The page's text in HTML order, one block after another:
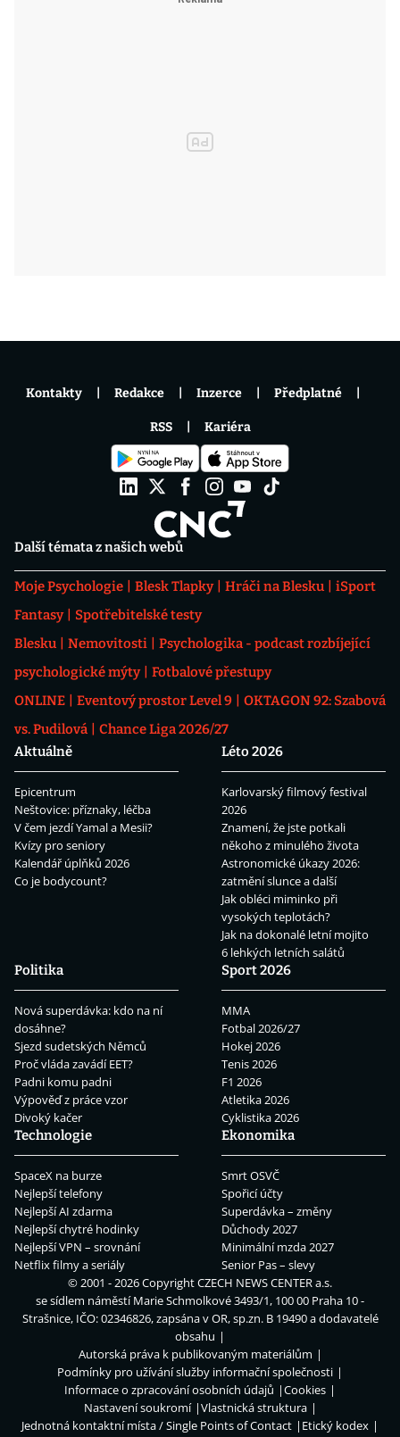
Další témata z našich webů
Moje Psychologie Blesk Tlapky Hráči na Blesku
iSport
Fantasy
Spotřebitelské testy
Blesku
Nemovitosti
Psychologika - podcast rozbíjející
psychologické mýty
Fotbalové přestupy
ONLINE
Eventový prostor Level 9
OKTAGON 92: Szabová
vs. Pudilová
Chance Liga 2026/27
Aktuálně
Epicentrum
Neštovice: příznaky, léčba
V čem jezdí Yamal a Mesii?
Kvízy pro seniory
Kalendář úplňků 2026
Co je bodycount?
Léto 2026
Karlovarský filmový festival
2026
Znamení, že jste potkali
někoho z minulého života
Astronomické úkazy 2026:
zatmění slunce a další
Jak obléci miminko při
vysokých teplotách?
Jak na dokonalé letní mojito
6 lehkých letních salátů
Politika
Nová superdávka: kdo na ní
dosáhne?
Sjezd sudetských Němců
Proč vláda zavádí EET?
Padni komu padni
Výpověď z práce vzor
Divoký kačer
Sport 2026
MMA
Fotbal 2026/27
Hokej 2026
Tenis 2026
F1 2026
Atletika 2026
Cyklistika 2026
Technologie
SpaceX na burze
Nejlepší telefony
Nejlepší AI zdarma
Nejlepší chytré hodinky
Nejlepší VPN – srovnání
Netflix filmy a seriály
Ekonomika
Smrt OSVČ
Spořicí účty
Superdávka – změny
Důchody 2027
Minimální mzda 2027
Senior Pas – slevy
Kontakty Redakce Inzerce Předplatné
RSS Kariéra
© 2001 - 2026 CopyrightCZECH NEWS CENTER a.s.
se sídlem náměstí Marie Schmolkové 3493/1, 100 00 Praha 10 -
Strašnice, IČO: 02346826, zapsána v OR, sp.zn. B 19490 a dodavatelé
obsahu
Autorská práva k publikovaným materiálům
Podmínky pro užívání služby informační společnosti
Informace o zpracování osobních údajů
Cookies
Nastavení soukromí
Vlastnická struktura
Jednotná kontaktní místa / Single Points of Contact
Etický kodex